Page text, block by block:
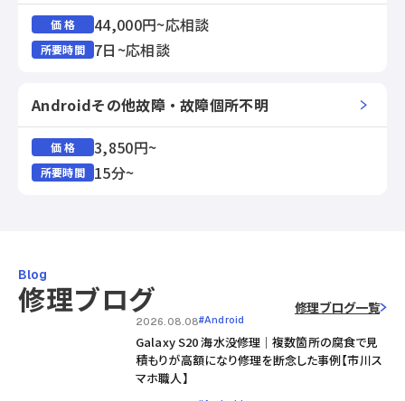
価 格 44,000円~応相談
所要時間 7日~応相談
Androidその他故障・故障個所不明
価 格 3,850円~
所要時間 15分~
Blog
修理ブログ 修理ブログ一覧
2026.08.08#Android
Galaxy S20 海水没修理｜複数箇所の腐食で見
積もりが高額になり修理を断念した事例【市川ス
マホ職人】